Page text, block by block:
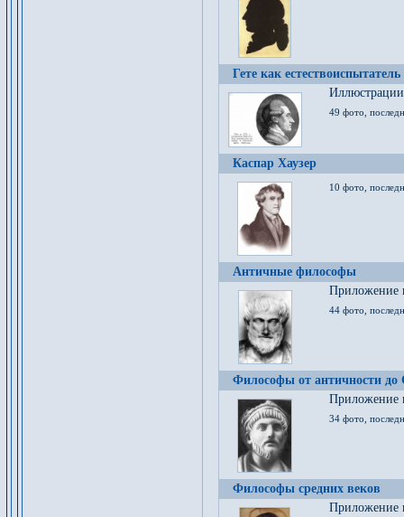
Гете как естествоиспытатель
49 фото,
Каспар Хаузер
10 фото,
Античные философы
Приложение
44 фото,
Философы от античности до
Приложение
34 фото,
Философы средних веков
Приложение